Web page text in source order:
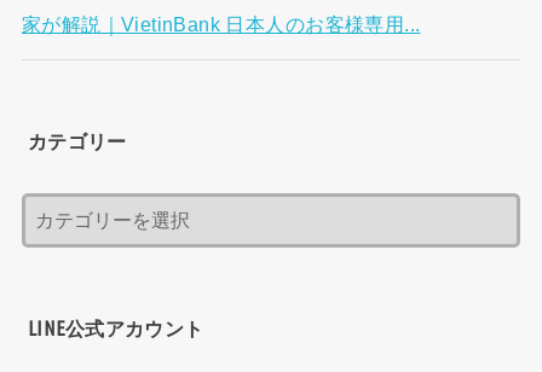
家が解説｜VietinBank 日本人のお客様専用...
カテゴリー
LINE公式アカウント